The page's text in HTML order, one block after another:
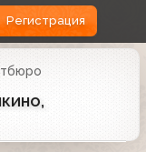
Регистрация